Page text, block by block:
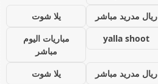
ريال مدريد مباشر
يلا شوت
yalla shoot
مباريات اليوم
مباشر
ريال مدريد مباشر
يلا شوت